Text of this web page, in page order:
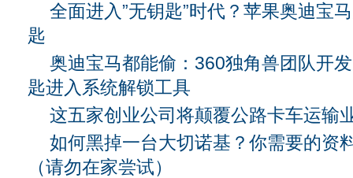
全面进入”无钥匙”时代？苹果奥迪宝
匙
奥迪宝马都能偷：360独角兽团队开
匙进入系统解锁工具
这五家创业公司将颠覆公路卡车运输
如何黑掉一台大切诺基？你需要的资
（请勿在家尝试）